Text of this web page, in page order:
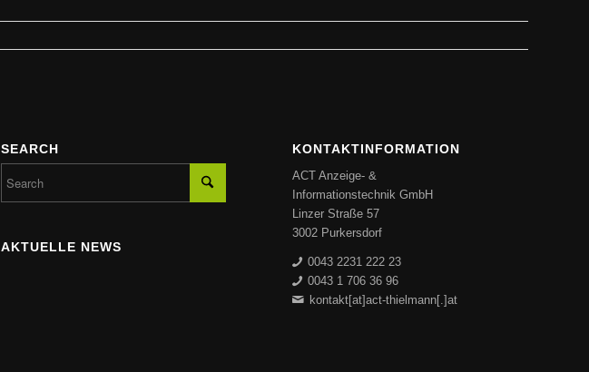
SEARCH
AKTUELLE NEWS
KONTAKTINFORMATION
ACT Anzeige- &
Informationstechnik GmbH
Linzer Straße 57
3002 Purkersdorf
0043 2231 222 23
0043 1 706 36 96
kontakt[at]act-thielmann[.]at